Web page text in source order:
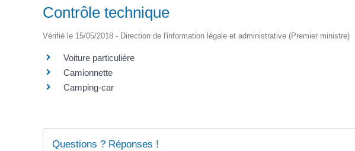
Contrôle technique
Vérifié le 15/05/2018 - Direction de l'information légale et administrative (Premier ministre)
Voiture particulière
Camionnette
Camping-car
Questions ? Réponses !